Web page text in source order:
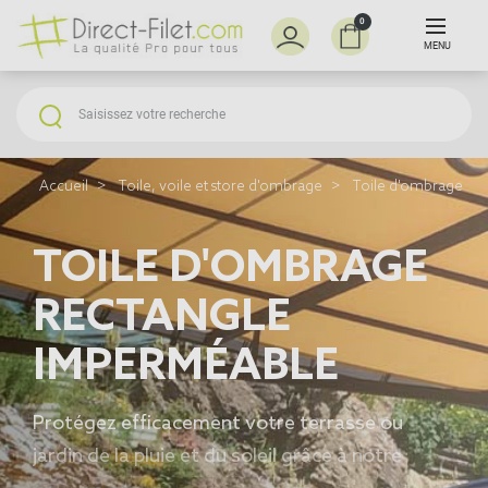
0
MENU
Accueil Toile, voile et store d'ombrage Toile d'ombrage
TOILE D'OMBRAGE
RECTANGLE
IMPERMÉABLE
Protégez efficacement votre terrasse ou
jardin de la pluie et du soleil grâce à notre